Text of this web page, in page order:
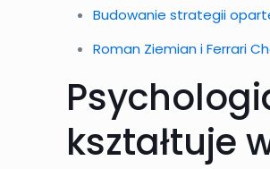
Budowanie strategii
Roman Ziemian i Ferrari
kształtuje